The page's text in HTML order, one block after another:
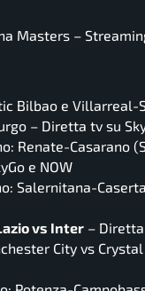
Masters –
Bilbao e Villarreal-
– Diretta tv su
Renate-Casarano
e NOW
Salernitana-
vs Inter –
City vs